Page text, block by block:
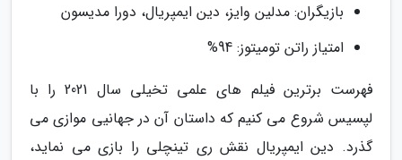
بازیگران: مدلین وایز، دین ایمپریال، دورا مدیسون
امتیاز راتن تومیتوز: 94%
فهرست برترین فیلم های علمی تخیلی سال 2021 را با
لپسیس شروع می کنیم که داستان آن در جهانیی موازی می
گذرد. دین ایمپریال نقش ری تینچلی را بازی می نماید،